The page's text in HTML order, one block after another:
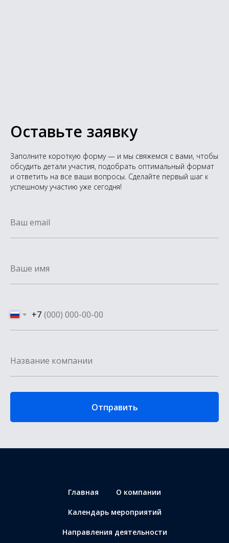
Оставьте заявку
Заполните короткую форму — и мы свяжемся с вами, чтобы
обсудить детали участия, подобрать оптимальный формат
и ответить на все ваши вопросы. Сделайте первый шаг к
успешному участию уже сегодня!
+7
Отправить
Главная О компании
Календарь мероприятий
Направления деятельности